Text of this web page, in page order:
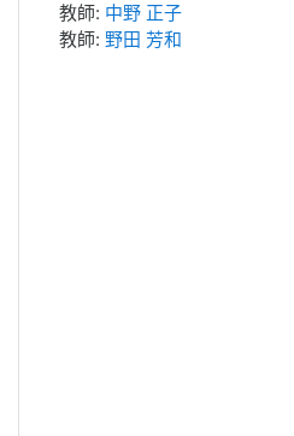
教師: 中野 正子
教師: 野田 芳和